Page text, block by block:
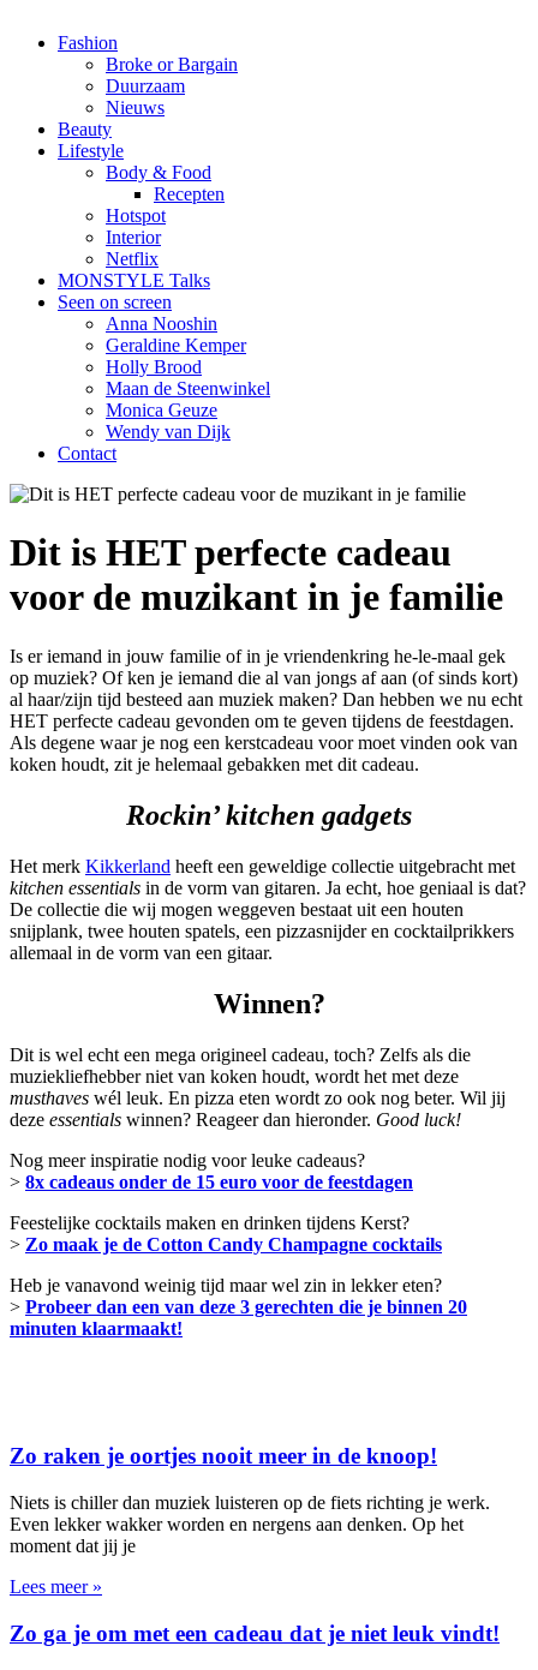
Fashion
Broke or Bargain
Duurzaam
Nieuws
Beauty
Lifestyle
Body & Food
Recepten
Hotspot
Interior
Netflix
MONSTYLE Talks
Seen on screen
Anna Nooshin
Geraldine Kemper
Holly Brood
Maan de Steenwinkel
Monica Geuze
Wendy van Dijk
Contact
Dit is HET perfecte cadeau
voor de muzikant in je familie
Is er iemand in jouw familie of in je vriendenkring he-le-maal gek
op muziek? Of ken je iemand die al van jongs af aan (of sinds kort)
al haar/zijn tijd besteed aan muziek maken? Dan hebben we nu echt
HET perfecte cadeau gevonden om te geven tijdens de feestdagen.
Als degene waar je nog een kerstcadeau voor moet vinden ook van
koken houdt, zit je helemaal gebakken met dit cadeau.
Rockin’ kitchen gadgets
Het merk Kikkerland heeft een geweldige collectie uitgebracht met
kitchen essentials in de vorm van gitaren. Ja echt, hoe geniaal is dat?
De collectie die wij mogen weggeven bestaat uit een houten
snijplank, twee houten spatels, een pizzasnijder en cocktailprikkers
allemaal in de vorm van een gitaar.
Winnen?
Dit is wel echt een mega origineel cadeau, toch? Zelfs als die
muziekliefhebber niet van koken houdt, wordt het met deze
musthaves wél leuk. En pizza eten wordt zo ook nog beter. Wil jij
deze essentials winnen? Reageer dan hieronder. Good luck!
Nog meer inspiratie nodig voor leuke cadeaus?
> 8x cadeaus onder de 15 euro voor de feestdagen
Feestelijke cocktails maken en drinken tijdens Kerst?
> Zo maak je de Cotton Candy Champagne cocktails
Heb je vanavond weinig tijd maar wel zin in lekker eten?
> Probeer dan een van deze 3 gerechten die je binnen 20
minuten klaarmaakt!
Zo raken je oortjes nooit meer in de knoop!
Niets is chiller dan muziek luisteren op de fiets richting je werk.
Even lekker wakker worden en nergens aan denken. Op het
moment dat jij je
Lees meer »
Zo ga je om met een cadeau dat je niet leuk vindt!